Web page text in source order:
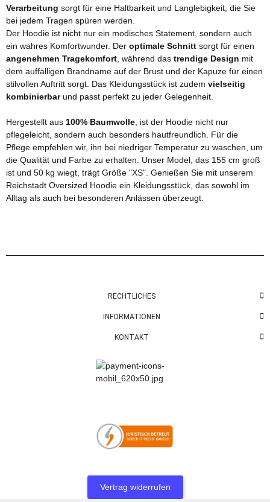
Verarbeitung sorgt für eine Haltbarkeit und Langlebigkeit, die Sie
bei jedem Tragen spüren werden.
Der Hoodie ist nicht nur ein modisches Statement, sondern auch
ein wahres Komfortwunder. Der optimale Schnitt sorgt für einen
angenehmen Tragekomfort , während das trendige Design mit
dem auffälligen Brandname auf der Brust und der Kapuze für einen
stilvollen Auftritt sorgt. Das Kleidungsstück ist zudem vielseitig
kombinierbarund passt perfekt zu jeder Gelegenheit.
Hergestellt aus 100% Baumwolle , ist der Hoodie nicht nur
pflegeleicht, sondern auch besonders hautfreundlich. Für die
Pflege empfehlen wir, ihn bei niedriger Temperatur zu waschen, um
die Qualität und Farbe zu erhalten. Unser Model, das 155 cm groß
ist und 50 kg wiegt, trägt Größe "XS". Genießen Sie mit unserem
Reichstadt Oversized Hoodie ein Kleidungsstück, das sowohl im
Alltag als auch bei besonderen Anlässen überzeugt.
RECHTLICHES
INFORMATIONEN
KONTAKT
Vertrag widerrufen